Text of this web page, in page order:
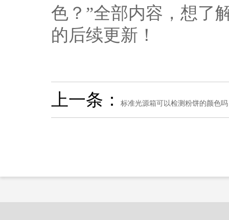
色？”全部内容，想了
的后续更新！
上一条： 标准光源箱可以检测粉饼的颜色